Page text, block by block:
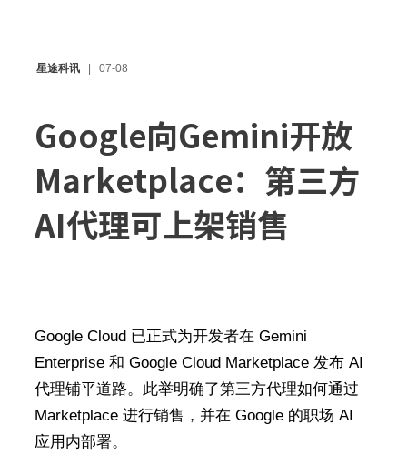
星途科讯 07-08
Google向Gemini开放
Marketplace：第三方
AI代理可上架销售
Google Cloud 已正式为开发者在 Gemini
Enterprise 和 Google Cloud Marketplace 发布 AI
代理铺平道路。此举明确了第三方代理如何通过
Marketplace 进行销售，并在 Google 的职场 AI
应用内部署。